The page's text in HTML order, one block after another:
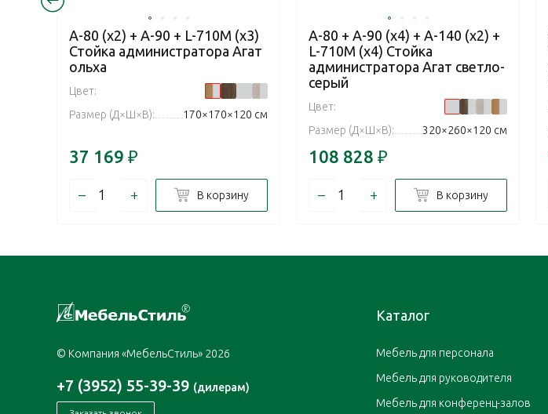
А-80 (x2) + А-90 + L-710М (х3)
Стойка администратора Агат
ольха
Цвет:
Размер (Д×Ш×В):
170×170×120 см
37 169 ₽
– + В корзину
А-80 + А-90 (x4) + А-140 (x2) +
L-710М (х4) Стойка
администратора Агат светло-
серый
Цвет:
Размер (Д×Ш×В):
320×260×120 см
108 828 ₽
– + В корзину
© Компания «МебельСтиль» 2026
+7 (3952) 55-39-39 (дилерам)
Каталог
Мебель для персонала
Мебель для руководителя
Мебель для конференц-залов